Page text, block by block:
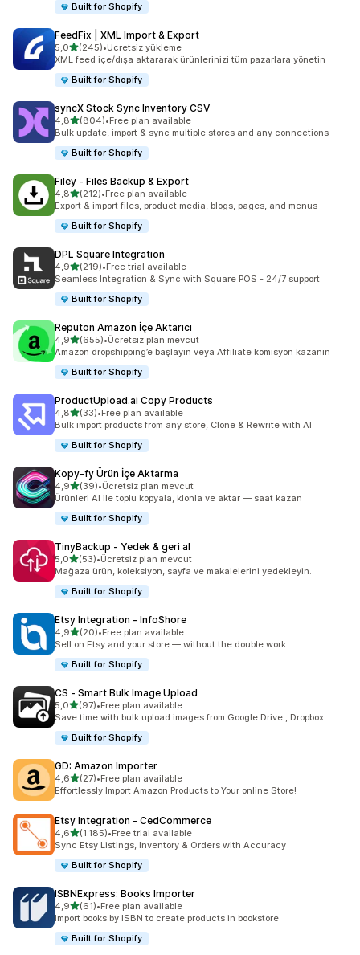
Built for Shopify
FeedFix | XML Import & Export
5,05 yıldız üzerinden
(245)
toplam 245 değerlendirme
•Ücretsiz yükleme
XML feed içe/dışa aktararak ürünlerinizi tüm pazarlara yönetin
Built for Shopify
syncX Stock Sync Inventory CSV
4,85 yıldız üzerinden
(804)
toplam 804 değerlendirme
•Free plan available
Bulk update, import & sync multiple stores and any connections
Built for Shopify
Filey ‑ Files Backup & Export
4,85 yıldız üzerinden
(212)
toplam 212 değerlendirme
•Free plan available
Export & import files, product media, blogs, pages, and menus
Built for Shopify
DPL Square Integration
4,95 yıldız üzerinden
(219)
toplam 219 değerlendirme
•Free trial available
Seamless Integration & Sync with Square POS - 24/7 support
Built for Shopify
Reputon Amazon İçe Aktarıcı
4,95 yıldız üzerinden
(655)
toplam 655 değerlendirme
•Ücretsiz plan mevcut
Amazon dropshipping’e başlayın veya Affiliate komisyon kazanın
Built for Shopify
ProductUpload.ai Copy Products
4,85 yıldız üzerinden
(33)
toplam 33 değerlendirme
•Free plan available
Bulk import products from any store, Clone & Rewrite with AI
Built for Shopify
Kopy‑fy Ürün İçe Aktarma
4,95 yıldız üzerinden
(39)
toplam 39 değerlendirme
•Ücretsiz plan mevcut
Ürünleri AI ile toplu kopyala, klonla ve aktar — saat kazan
Built for Shopify
TinyBackup ‑ Yedek & geri al
5,05 yıldız üzerinden
(53)
toplam 53 değerlendirme
•Ücretsiz plan mevcut
Mağaza ürün, koleksiyon, sayfa ve makalelerini yedekleyin.
Built for Shopify
Etsy Integration ‑ InfoShore
4,95 yıldız üzerinden
(20)
toplam 20 değerlendirme
•Free plan available
Sell on Etsy and your store — without the double work
Built for Shopify
CS ‑ Smart Bulk Image Upload
5,05 yıldız üzerinden
(97)
toplam 97 değerlendirme
•Free plan available
Save time with bulk upload images from Google Drive , Dropbox
Built for Shopify
GD: Amazon Importer
4,65 yıldız üzerinden
(27)
toplam 27 değerlendirme
•Free plan available
Effortlessly Import Amazon Products to Your online Store!
Etsy Integration ‑ CedCommerce
4,65 yıldız üzerinden
(1.185)
toplam 1185 değerlendirme
•Free trial available
Sync Etsy Listings, Inventory & Orders with Accuracy
Built for Shopify
ISBNExpress: Books Importer
4,95 yıldız üzerinden
(61)
toplam 61 değerlendirme
•Free plan available
Import books by ISBN to create products in bookstore
Built for Shopify